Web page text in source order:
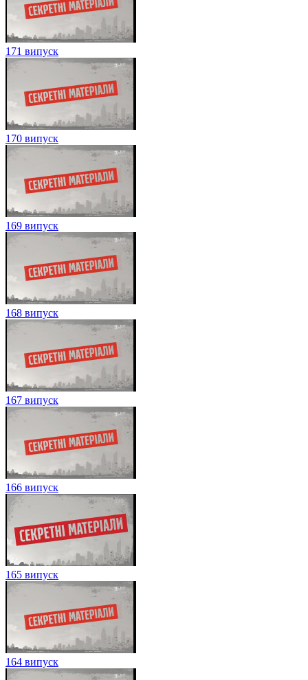
171 випуск
170 випуск
169 випуск
168 випуск
167 випуск
166 випуск
165 випуск
164 випуск